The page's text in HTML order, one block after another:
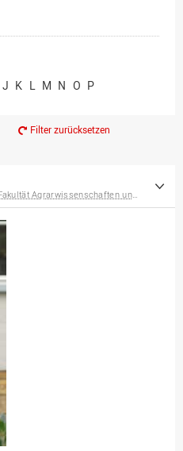
Professor*innen im
J K L M N O P
Filter zurücksetzen
Fakultät Agrarwissenschaften und Landschaftsarchitektur